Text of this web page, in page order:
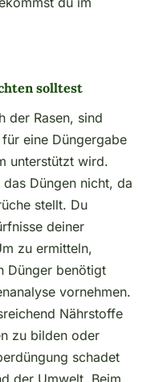
solltest
der Rasen, sind
eine Düngergabe
unterstützt wird.
Düngen nicht, da
stellt. Du
deiner
zu ermitteln,
Dünger benötigt
vornehmen.
Nährstoffe
zu bilden oder
schadet
der Umwelt. Beim